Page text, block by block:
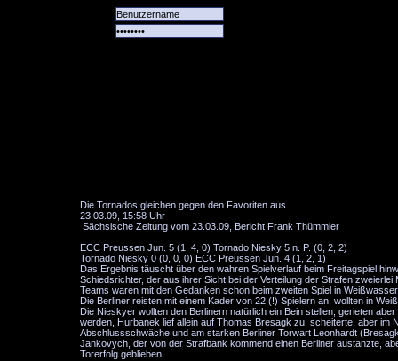
Die Tornados gleichen gegen den Favoriten aus
23.03.09, 15:58 Uhr
Sächsische Zeitung vom 23.03.09, Bericht Frank Thümmler
ECC Preussen Jun. 5 (1, 4, 0) Tornado Niesky 5 n. P. (0, 2, 2)
Tornado Niesky 0 (0, 0, 0) ECC Preussen Jun. 4 (1, 2, 1)
Das Ergebnis täuscht über den wahren Spielverlauf beim Freitagspiel
Schiedsrichter, der aus ihrer Sicht bei der Verteilung der Strafen
Teams waren mit den Gedanken schon beim zweiten Spiel in
Die Berliner reisten mit einem Kader von 22 (!) Spielern an, wollten in
Die Nieskyer wollten den Berlinern natürlich ein Bein stellen, gerieten
werden, Hurbanek lief allein auf Thomas Bresagk zu, scheiterte, aber
Abschlussschwäche und am starken Berliner Torwart Leonhardt
Jankovych, der von der Strafbank kommend einen Berliner austanzte,
Torerfolg geblieben.